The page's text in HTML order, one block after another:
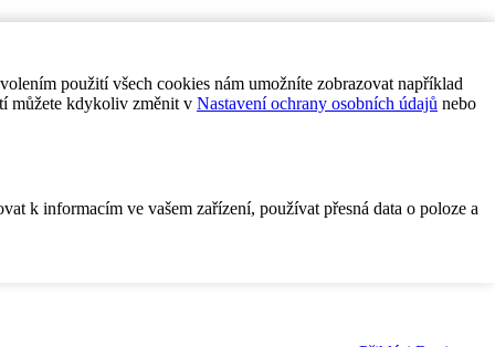
použití všech cookies nám umožníte zobrazovat například
můžete kdykoliv změnit v Nastavení ochrany osobních údajů nebo
k informacím ve vašem zařízení, používat přesná data o poloze a